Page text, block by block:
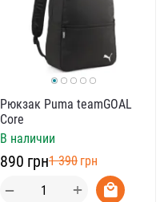
Рюкзак Puma teamGOAL
Core
В наличии
‍890‍ грн‍1 390‍ грн
+
−